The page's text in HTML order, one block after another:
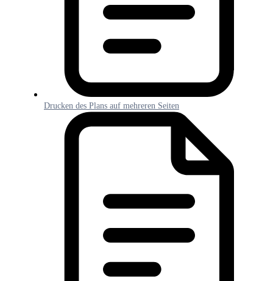
Drucken des Plans auf mehreren Seiten